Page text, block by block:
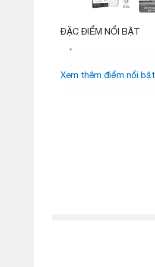
ĐẶC ĐIỂM NỔI BẬT
Xem thêm điểm nổi bật